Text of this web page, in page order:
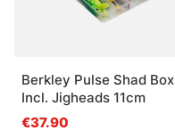
Berkley Pulse Shad Box
Incl. Jigheads 11cm
€37.90